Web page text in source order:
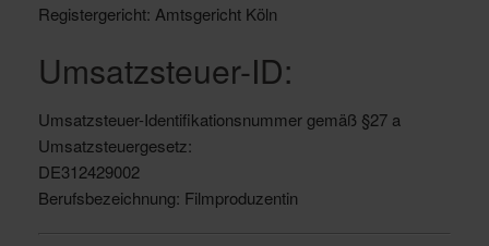
Registergericht: Amtsgericht Köln
Umsatzsteuer-ID:
Umsatzsteuer-Identifikationsnummer gemäß §27 a
Umsatzsteuergesetz:
DE312429002
Berufsbezeichnung: Filmproduzentin